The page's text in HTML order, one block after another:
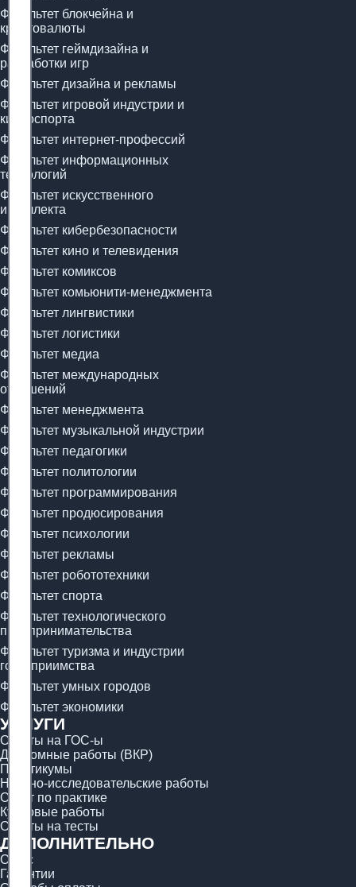
Факультет блокчейна и
криптовалюты
Факультет геймдизайна и
разработки игр
Факультет дизайна и рекламы
Факультет игровой индустрии и
киберспорта
Факультет интернет-профессий
Факультет информационных
технологий
Факультет искусственного
интеллекта
Факультет кибербезопасности
Факультет кино и телевидения
Факультет комиксов
Факультет комьюнити-менеджмента
Факультет лингвистики
Факультет логистики
Факультет медиа
Факультет международных
отношений
Факультет менеджмента
Факультет музыкальной индустрии
Факультет педагогики
Факультет политологии
Факультет программирования
Факультет продюсирования
Факультет психологии
Факультет рекламы
Факультет робототехники
Факультет спорта
Факультет технологического
предпринимательства
Факультет туризма и индустрии
гостеприимства
Факультет умных городов
Факультет экономики
УСЛУГИ
Ответы на ГОС-ы
Дипломные работы (ВКР)
Практикумы
Научно-исследовательские работы
Отчёт по практике
Курсовые работы
Ответы на тесты
ДОПОЛНИТЕЛЬНО
О нас
Гарантии